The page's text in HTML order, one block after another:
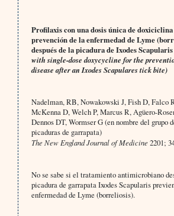
Profilaxis con una dosis única de
prevención de la enfermedad de Lyme
después de la picadura de Ixodes Scapularis
with single-dose doxycycline for the
disease after an Ixodes Scapulares tick bite)
Nadelman, RB, Nowakowski J, Fish D, Falco
McKenna D, Welch P, Marcus R, Agüero-
Dennos DT, Wormser G (en nombre del grupo
picaduras de garrapata)
The New England Journal of Medicine2201;
No se sabe si el tratamiento antimicrobiano
picadura de garrapata Ixodes Scapularis
enfermedad de Lyme (borreliosis).